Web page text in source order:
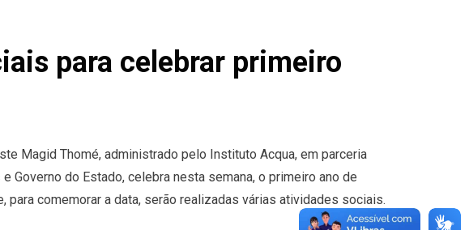
para celebrar primeiro
Magid Thomé, administrado pelo Instituto Acqua, em parceria
Governo do Estado, celebra nesta semana, o primeiro ano de
para comemorar a data, serão realizadas várias atividades sociais.